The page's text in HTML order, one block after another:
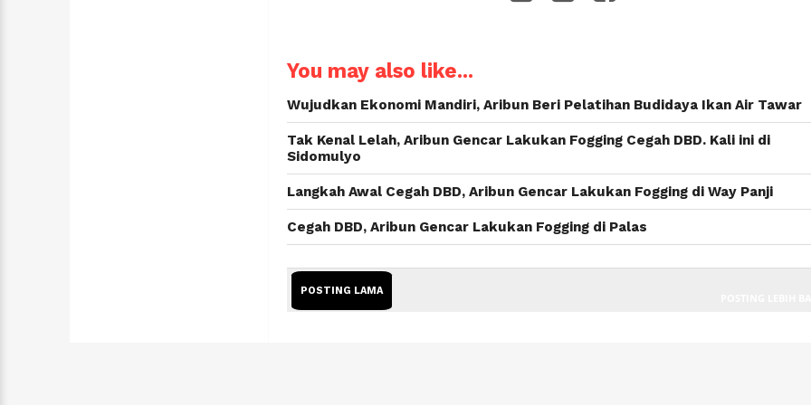
You may also like...
Wujudkan Ekonomi Mandiri, Aribun Beri Pelatihan Budidaya Ikan Air Tawar
Tak Kenal Lelah, Aribun Gencar Lakukan Fogging Cegah DBD. Kali ini di
Sidomulyo
Langkah Awal Cegah DBD, Aribun Gencar Lakukan Fogging di Way Panji
Cegah DBD, Aribun Gencar Lakukan Fogging di Palas
POSTING LAMA